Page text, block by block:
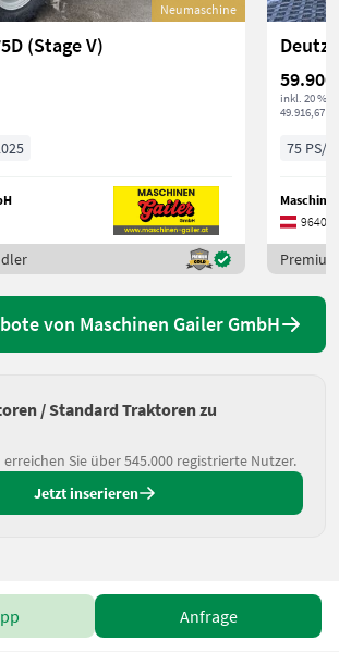
Neumaschine
(Stage V)
Deutz
59.900
inkl. 20 %
49.916,67 €
75 PS/
9640
von Maschinen Gailer GmbH
/ Standard Traktoren zu
Sie über 545.000 registrierte Nutzer.
Jetzt inserieren
Anfrage